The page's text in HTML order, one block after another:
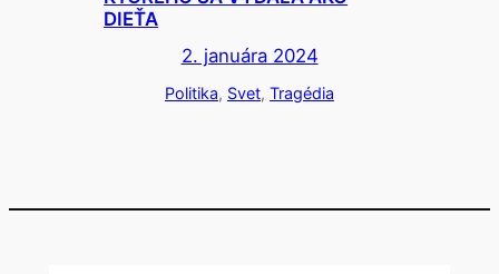
DIEŤA
2. januára 2024
Politika, Svet, Tragédia